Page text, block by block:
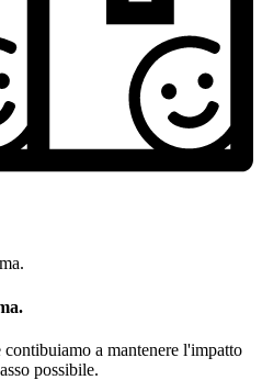
a mantenere l'impatto
possibile.